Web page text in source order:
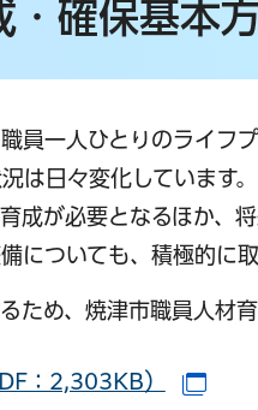
・確保基本
員一人ひとりのライフ
は日々変化しています
成が必要となるほか、
についても、積極的に
ため、焼津市職員人材
：2,303KB） （別